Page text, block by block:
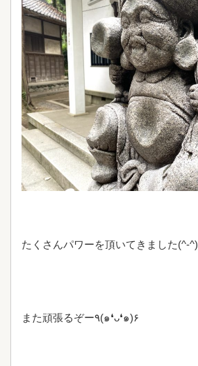
たくさんパワーを頂いてきました(^-^)
また頑張るぞー٩(๑❛ᴗ❛๑)۶